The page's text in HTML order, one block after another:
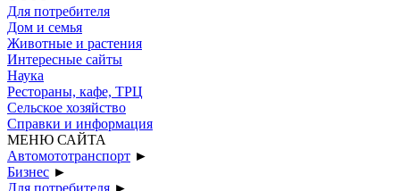
Для потребителя
Дом и семья
Животные и растения
Интересные сайты
Наука
Рестораны, кафе, ТРЦ
Сельское хозяйство
Справки и информация
МЕНЮ САЙТА
Автомототранспорт ►
Бизнес ►
Для потребителя ►